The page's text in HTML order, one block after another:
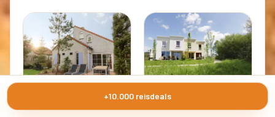
·Interhome ·Interhome
+10.000 reisdeals